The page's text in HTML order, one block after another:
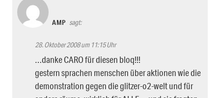
AMP sagt:
28. Oktober 2008 um 11:15 Uhr
…danke CARO für diesen bloq!!!
gestern sprachen menschen über aktionen wie die
demonstration gegen die glitzer-o2-welt und für